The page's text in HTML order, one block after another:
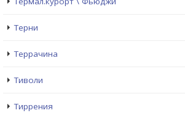
Терни
Террачина
Тиволи
Тиррения